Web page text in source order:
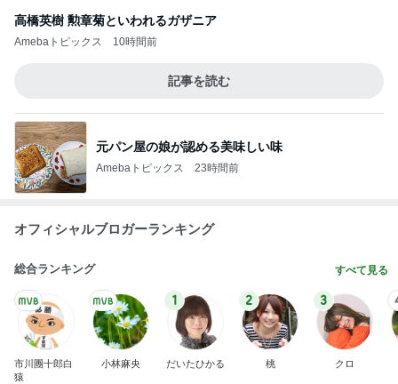
高橋英樹 勲章菊といわれるガザニア
Amebaトピックス 10時間前
記事を読む
元パン屋の娘が認める美味しい味
Amebaトピックス 23時間前
オフィシャルブロガーランキング
総合ランキング すべて見る
市川團十郎白
猿
小林麻央
1
だいたひかる
2
桃
3
クロ